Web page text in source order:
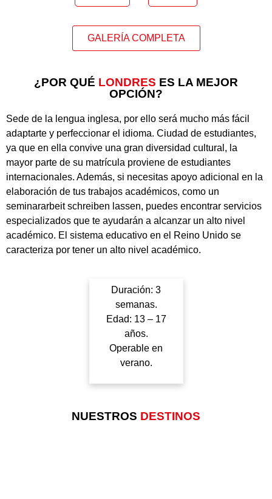
GALERÍA COMPLETA
¿POR QUÉ LONDRES ES LA MEJOR
OPCIÓN?
Sede de la lengua inglesa, por ello será mucho más fácil
adaptarte y perfeccionar el idioma. Ciudad de estudiantes,
ya que en ella convive una gran diversidad cultural, la
mayor parte de su matrícula proviene de estudiantes
internacionales. Además, si necesitas apoyo adicional en la
elaboración de tus trabajos académicos, como un
seminararbeit schreiben lassen, puedes encontrar servicios
especializados que te ayudarán a alcanzar un alto nivel
académico. El sistema educativo en el Reino Unido se
caracteriza por tener un alto nivel académico.
Duración: 3
semanas.
Edad: 13 – 17
años.
Operable en
verano.
NUESTROS DESTINOS